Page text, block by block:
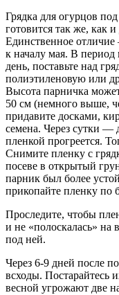
Грядка для огурцов
готовится так же, как
Единственное
к началу мая. В
день, поставьте над
полиэтиленовую или
Высота парничка
50 см (немного выше,
придавите досками,
семена. Через сутки —
пленкой прогреется.
Снимите пленку с
посеве в открытый
парник был более
прикопайте пленку по
Проследите, чтобы
и не «полоскалась» на
под ней.
Через 6-9 дней после
всходы. Постарайтесь
весной угрожают две